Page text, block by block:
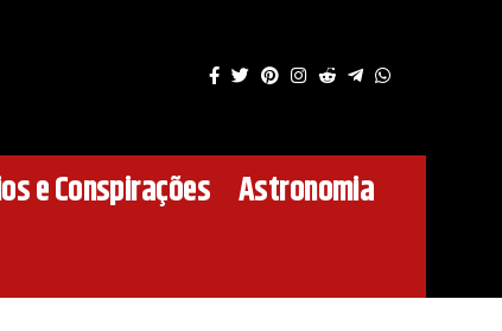
e Conspirações Astronomia